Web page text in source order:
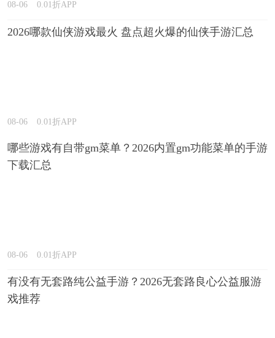
08-06 0.01折APP
2026哪款仙侠游戏最火 盘点超火爆的仙侠手游汇总
08-06 0.01折APP
哪些游戏有自带gm菜单？2026内置gm功能菜单的手游
下载汇总
08-06 0.01折APP
有没有无套路纯公益手游？2026无套路良心公益服游
戏推荐